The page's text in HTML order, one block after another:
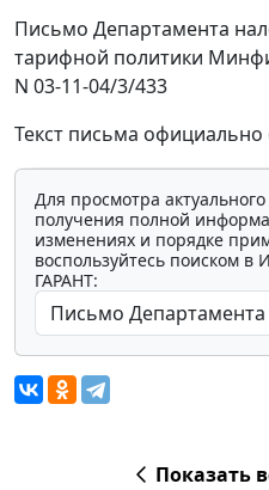
Письмо Департамента
тарифной политики
N 03-11-04/3/433
Текст письма
Для просмотра
получения полной
изменениях и порядке
воспользуйтесь поиском в
ГАРАНТ:
Показать